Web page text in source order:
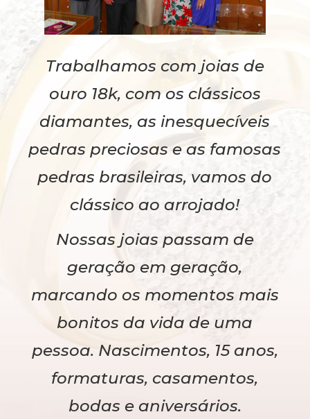
Trabalhamos com joias de
ouro 18k, com os clássicos
diamantes, as inesquecíveis
pedras preciosas e as famosas
pedras brasileiras, vamos do
clássico ao arrojado!
Nossas joias passam de
geração em geração,
marcando os momentos mais
bonitos da vida de uma
pessoa. Nascimentos, 15 anos,
formaturas, casamentos,
bodas e aniversários.